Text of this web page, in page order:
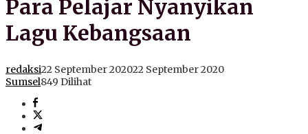
Para Pelajar Nyanyikan
Lagu Kebangsaan
redaksi22 September 202022 September 2020
Sumsel849 Dilihat